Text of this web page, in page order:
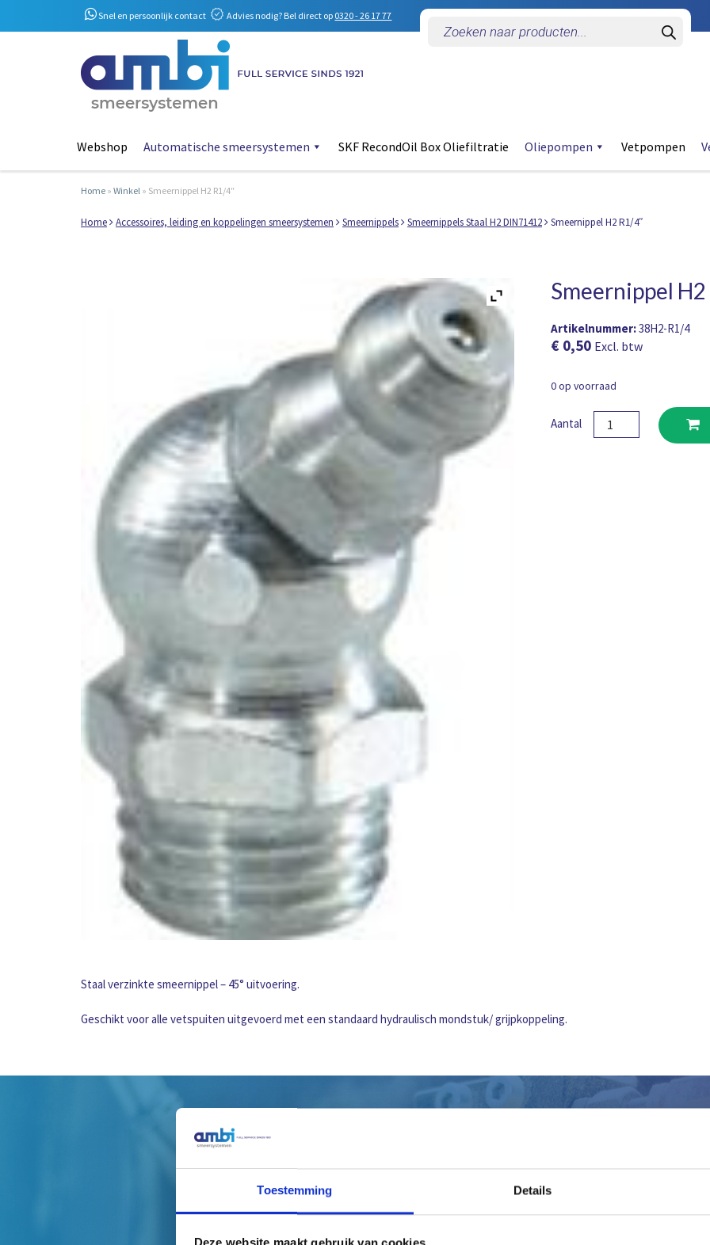
Toestemming Details
Snel en persoonlijk contact Advies nodig? Bel direct op 0320 - 26 17 77
zoeken
Webshop Automatische smeersystemen SKF RecondOil Box Oliefiltratie Oliepompen Vetpompen
Home » Winkel » Smeernippel H2 R1/4″
Home Accessoires, leiding en koppelingen smeersystemen Smeernippels Smeernippels Staal H2 DIN71412 Smeernippel H2 R1/4″
Smeernippel H2
Artikelnummer:38H2-R1/4
€0,50 Excl. btw
0 op voorraad
Aantal
Smeernippel
H2
Staal verzinkte smeernippel – 45° uitvoering.
Geschikt voor alle vetspuiten uitgevoerd met een standaard hydraulisch mondstuk/ grijpkoppeling.
Laat ons jou adviseren!